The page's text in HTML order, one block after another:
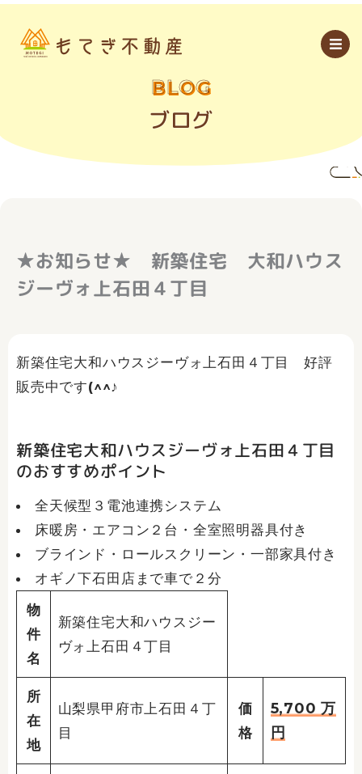
内
BLOG
ブログ
★お知らせ★ 新築住宅 大和ハウス
ジーヴォ上石田４丁目
新築住宅大和ハウスジーヴォ上石田４丁目 好評
販売中です(^^♪
新築住宅大和ハウスジーヴォ上石田４丁目
のおすすめポイント
全天候型３電池連携システム
床暖房・エアコン２台・全室照明器具付き
ブラインド・ロールスクリーン・一部家具付き
オギノ下石田店まで車で２分
物
件
名
新築住宅大和ハウスジー
ヴォ上石田４丁目
所
在
地
山梨県甲府市上石田４丁
目
価
格
5,700万
円